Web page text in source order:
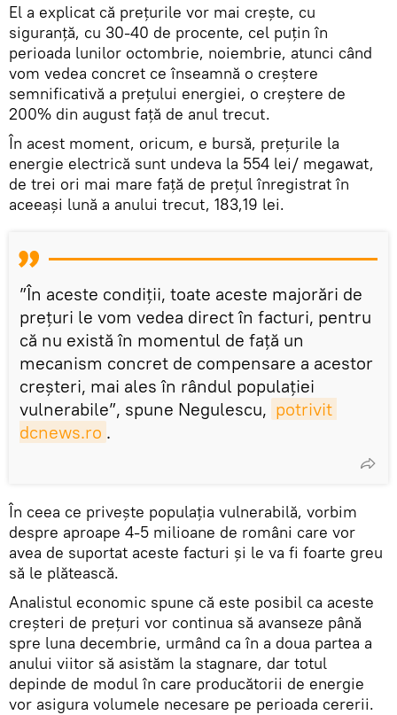
El a explicat că prețurile vor mai crește, cu
siguranță, cu 30-40 de procente, cel puțin în
perioada lunilor octombrie, noiembrie, atunci când
vom vedea concret ce înseamnă o creștere
semnificativă a prețului energiei, o creștere de
200% din august față de anul trecut.
În acest moment, oricum, e bursă, prețurile la
energie electrică sunt undeva la 554 lei/ megawat,
de trei ori mai mare față de prețul înregistrat în
aceeași lună a anului trecut, 183,19 lei.
”În aceste condiții, toate aceste majorări de
prețuri le vom vedea direct în facturi, pentru
că nu există în momentul de față un
mecanism concret de compensare a acestor
creșteri, mai ales în rândul populației
vulnerabile”, spune Negulescu, potrivit
dcnews.ro .
În ceea ce privește populația vulnerabilă, vorbim
despre aproape 4-5 milioane de români care vor
avea de suportat aceste facturi și le va fi foarte greu
să le plătească.
Analistul economic spune că este posibil ca aceste
creșteri de prețuri vor continua să avanseze până
spre luna decembrie, urmând ca în a doua partea a
anului viitor să asistăm la stagnare, dar totul
depinde de modul în care producătorii de energie
vor asigura volumele necesare pe perioada cererii.